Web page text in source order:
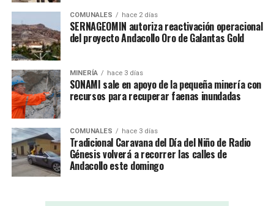
COMUNALES hace 2 días
SERNAGEOMIN autoriza reactivación operacional
del proyecto Andacollo Oro de Galantas Gold
MINERÍA hace 3 días
SONAMI sale en apoyo de la pequeña minería con
recursos para recuperar faenas inundadas
COMUNALES hace 3 días
Tradicional Caravana del Día del Niño de Radio
Génesis volverá a recorrer las calles de
Andacollo este domingo